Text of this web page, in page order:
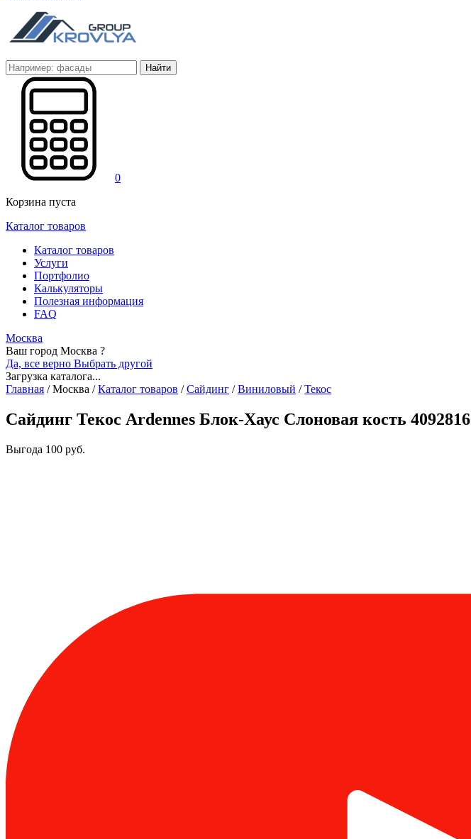
Найти
0
Корзина пуста
Каталог товаров
Каталог товаров
Услуги
Портфолио
Калькуляторы
Полезная информация
FAQ
Москва
Ваш город Москва ?
Да, все верно Выбрать другой
Загрузка каталога...
Главная /Москва / Каталог товаров / Сайдинг / Виниловый / Текос
Сайдинг Текос Ardennes Блок-Хаус Слоновая кость 4092816
Выгода 100 руб.